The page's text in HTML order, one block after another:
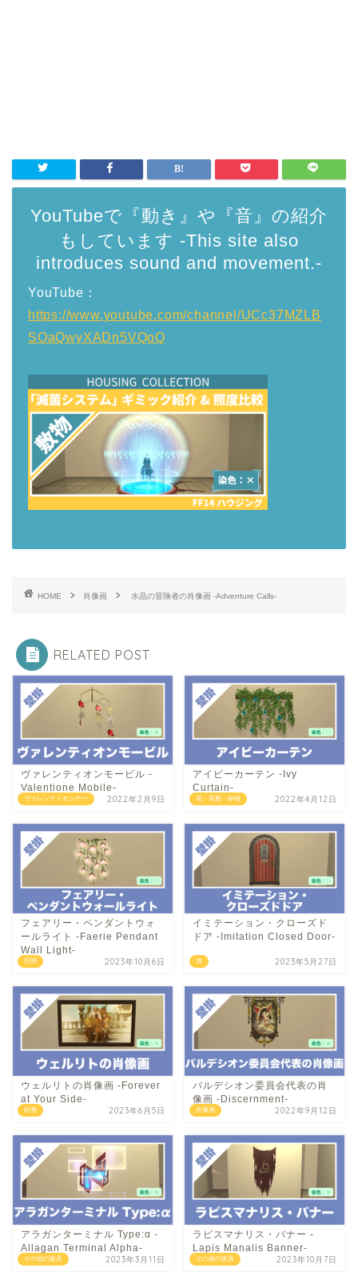
YouTubeで『動き』や『音』の紹介
もしています -This site also
introduces sound and movement.-
YouTube：
https://www.youtube.com/channel/UCc37MZLB
SOaQwyXADn5VQoQ
HOME 肖像画 水晶の冒険者の肖像画 -Adventure Calls-
RELATED POST
ヴァレンティオンデー
ヴァレンティオンモービル -
Valentione Mobile-
2022年2月9日 花・花瓶・鉢植
アイビーカーテン -Ivy
Curtain-
2022年4月12日
照明
フェアリー・ペンダントウォ
ールライト -Faerie Pendant
Wall Light-
2023年10月6日 扉
イミテーション・クローズド
ドア -Imitation Closed Door-
2023年5月27日
絵画
ウェルリトの肖像画 -Forever
at Your Side-
2023年6月5日 肖像画
バルデシオン委員会代表の肖
像画 -Discernment-
2022年9月12日
その他の家具
アラガンターミナル Type:α -
Allagan Terminal Alpha-
2023年3月11日 その他の家具
ラピスマナリス・バナー -
Lapis Manalis Banner-
2023年10月7日